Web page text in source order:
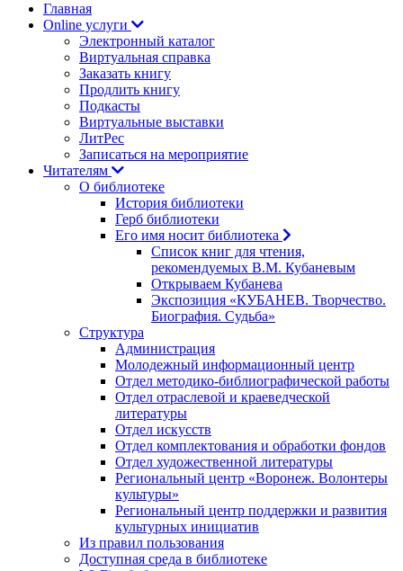
Главная
Online услуги
Электронный каталог
Виртуальная справка
Заказать книгу
Продлить книгу
Подкасты
Виртуальные выставки
ЛитРес
Записаться на мероприятие
Читателям
О библиотеке
История библиотеки
Герб библиотеки
Его имя носит библиотека
Список книг для чтения,
рекомендуемых В.М. Кубаневым
Открываем Кубанева
Экспозиция «КУБАНЕВ. Творчество.
Биография. Судьба»
Структура
Администрация
Молодежный информационный центр
Отдел методико-библиографической работы
Отдел отраслевой и краеведческой
литературы
Отдел искусств
Отдел комплектования и обработки фондов
Отдел художественной литературы
Региональный центр «Воронеж. Волонтеры
культуры»
Региональный центр поддержки и развития
культурных инициатив
Из правил пользования
Доступная среда в библиотеке